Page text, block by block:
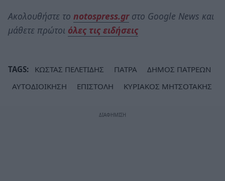
Ακολουθήστε το notospress.grστο Google News και
μάθετε πρώτοι όλες τις ειδήσεις
TAGS: ΚΩΣΤΑΣ ΠΕΛΕΤΙΔΗΣ ΠΑΤΡΑ
ΔΗΜΟΣ ΠΑΤΡΕΩΝ
ΑΥΤΟΔΙΟΙΚΗΣΗ
ΕΠΙΣΤΟΛΗ ΚΥΡΙΑΚΟΣ ΜΗΤΣΟΤΑΚΗΣ